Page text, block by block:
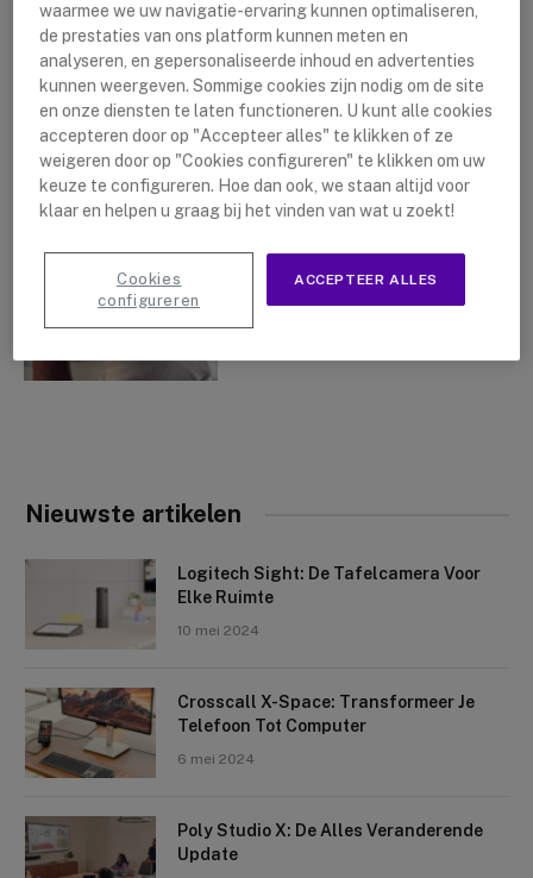
Een overzicht van
draadloze Sennheiser
kantoorheadsets
By Lushanna Dijkstra
19 februari
2019
Nieuwste artikelen
Logitech Sight: De Tafelcamera Voor
Elke Ruimte
10 mei 2024
Crosscall X-Space: Transformeer Je
Telefoon Tot Computer
6 mei 2024
Poly Studio X: De Alles Veranderende
Update
waarmee we uw navigatie-ervaring kunnen optimaliseren,
de prestaties van ons platform kunnen meten en
analyseren, en gepersonaliseerde inhoud en advertenties
kunnen weergeven. Sommige cookies zijn nodig om de site
en onze diensten te laten functioneren. U kunt alle cookies
accepteren door op "Accepteer alles" te klikken of ze
weigeren door op "Cookies configureren" te klikken om uw
keuze te configureren. Hoe dan ook, we staan altijd voor
klaar en helpen u graag bij het vinden van wat u zoekt!
ACCEPTEER ALLES
Cookies
configureren